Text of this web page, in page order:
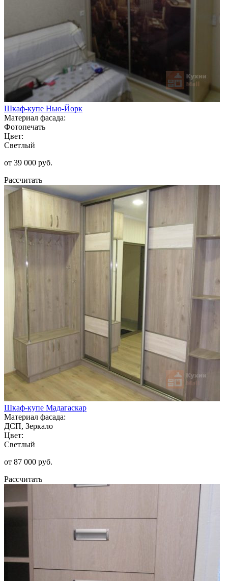
Шкаф-купе Нью-Йорк
Материал фасада:
Фотопечать
Цвет:
Светлый
от 39 000 руб.
Рассчитать
Шкаф-купе Мадагаскар
Материал фасада:
ДСП, Зеркало
Цвет:
Светлый
от 87 000 руб.
Рассчитать